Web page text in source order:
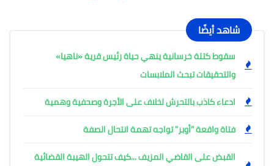
شاهد أيضًا
سقوط كتلة خرسانية ينهي حياة رئيس قرية «ناهيا»
والتحقيقات تبحث الملابسات
ادعاء كاذب بالتحرش لخلاف على الأجرة وصحفية وهمية
فتاة واقعة "أوبر" تواجه تهمة انتحال الصفة
القبض على القاضي المزيف ...كيف تتحول الهيبة القضائية